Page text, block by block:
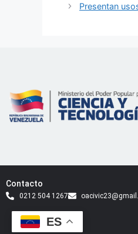
Presentan
Contacto
0212 504 1267
ES